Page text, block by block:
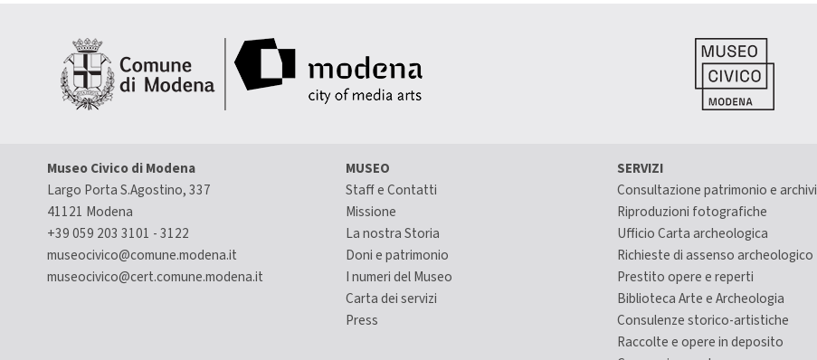
Museo Civico di Modena
Largo Porta S.Agostino, 337
41121 Modena
+39 059 203 3101 - 3122
museocivico@comune.modena.it
museocivico@cert.comune.modena.it
MUSEO
Staff e Contatti
Missione
La nostra Storia
Doni e patrimonio
I numeri del Museo
Carta dei servizi
Press
SERVIZI
Consultazione patrimonio e archivi
Riproduzioni fotografiche
Ufficio Carta archeologica
Richieste di assenso archeologico
Prestito opere e reperti
Biblioteca Arte e Archeologia
Consulenze storico-artistiche
Raccolte e opere in deposito